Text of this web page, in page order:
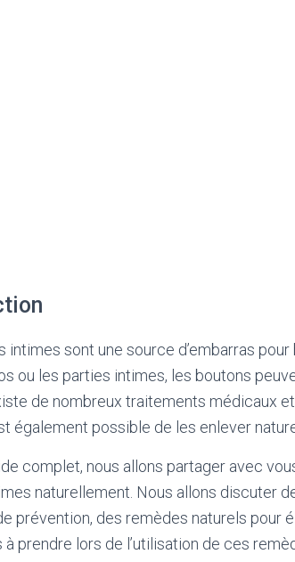
intimes sont une source d’embarras
ou les parties intimes, les boutons
de nombreux traitements médicaux
également possible de les enlever
complet, nous allons partager avec
naturellement. Nous allons discuter
prévention, des remèdes naturels pour
prendre lors de l’utilisation de ces